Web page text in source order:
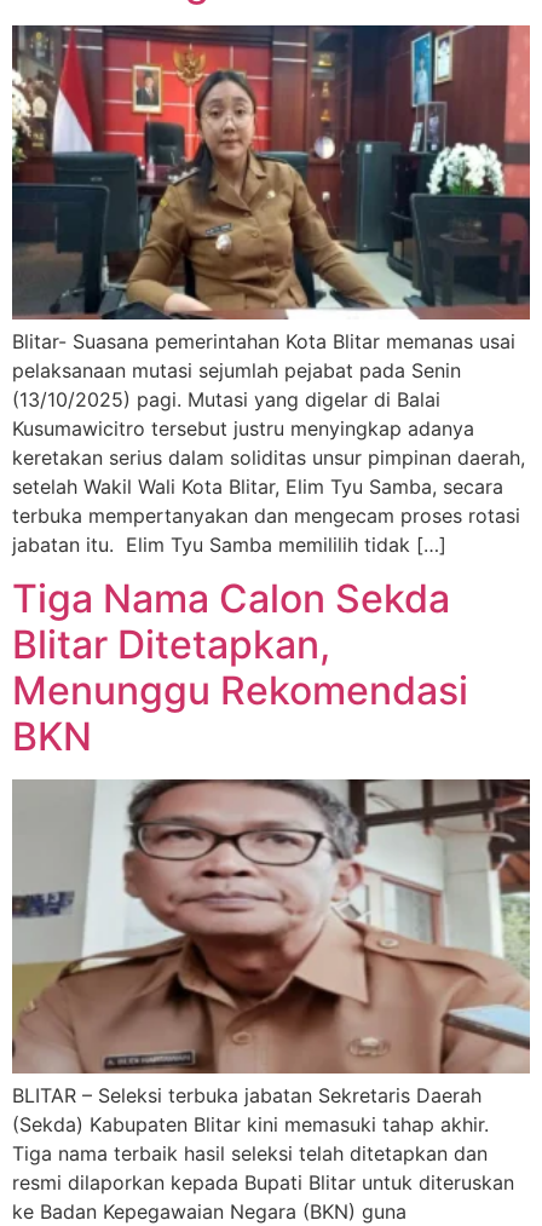
Blitar- Suasana pemerintahan Kota Blitar memanas usai
pelaksanaan mutasi sejumlah pejabat pada Senin
(13/10/2025) pagi. Mutasi yang digelar di Balai
Kusumawicitro tersebut justru menyingkap adanya
keretakan serius dalam soliditas unsur pimpinan daerah,
setelah Wakil Wali Kota Blitar, Elim Tyu Samba, secara
terbuka mempertanyakan dan mengecam proses rotasi
jabatan itu. ​ Elim Tyu Samba memililih tidak […]
Tiga Nama Calon Sekda
Blitar Ditetapkan,
Menunggu Rekomendasi
BKN
BLITAR – Seleksi terbuka jabatan Sekretaris Daerah
(Sekda) Kabupaten Blitar kini memasuki tahap akhir.
Tiga nama terbaik hasil seleksi telah ditetapkan dan
resmi dilaporkan kepada Bupati Blitar untuk diteruskan
ke Badan Kepegawaian Negara (BKN) guna